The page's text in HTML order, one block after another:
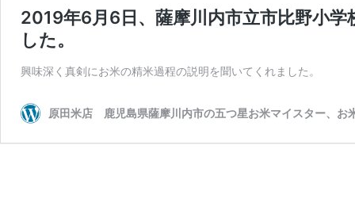
2019年6月6日、薩摩川内市立市比野小
した。
興味深く真剣にお米の精米過程の説明を聞いてくれました。
原田米店 鹿児島県薩摩川内市の五つ星お米マイスター、お